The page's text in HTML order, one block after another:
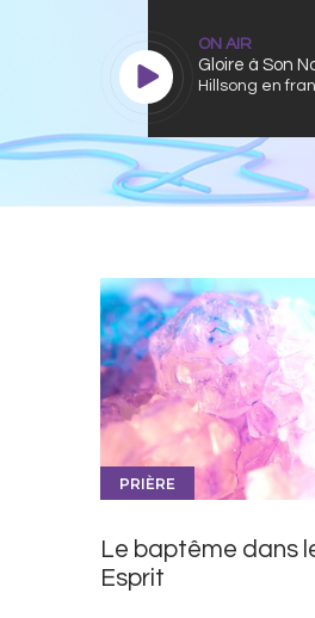
ON AIR
Gloire à Son
Hillsong en
PRIÈRE
Le baptême dans
Esprit